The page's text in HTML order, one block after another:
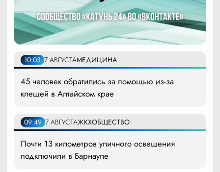
10:03 7 АВГУСТАМЕДИЦИНА
45 человек обратились за помощью из-за
клещей в Алтайском крае
09:49 7 АВГУСТАЖКХОБЩЕСТВО
Почти 13 километров уличного освещения
подключили в Барнауле